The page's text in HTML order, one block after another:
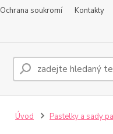
Ochrana soukromí Kontakty
Úvod Pastelky a sady